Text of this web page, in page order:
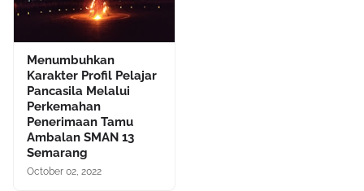
Menumbuhkan
Karakter Profil Pelajar
Pancasila Melalui
Perkemahan
Penerimaan Tamu
Ambalan SMAN 13
Semarang
October 02, 2022